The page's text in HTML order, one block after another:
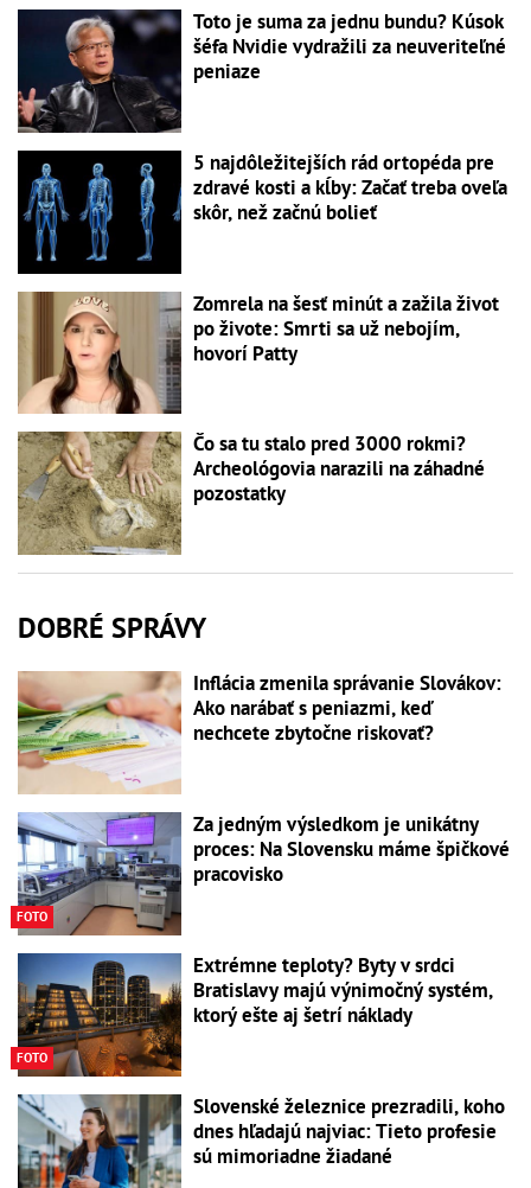
Toto je suma za jednu bundu? Kúsok
šéfa Nvidie vydražili za neuveriteľné
peniaze
5 najdôležitejších rád ortopéda pre
zdravé kosti a kĺby: Začať treba oveľa
skôr, než začnú bolieť
Zomrela na šesť minút a zažila život
po živote: Smrti sa už nebojím,
hovorí Patty
Čo sa tu stalo pred 3000 rokmi?
Archeológovia narazili na záhadné
pozostatky
DOBRÉ SPRÁVY
Inflácia zmenila správanie Slovákov:
Ako narábať s peniazmi, keď
nechcete zbytočne riskovať?
FOTO
Za jedným výsledkom je unikátny
proces: Na Slovensku máme špičkové
pracovisko
FOTO
Extrémne teploty? Byty v srdci
Bratislavy majú výnimočný systém,
ktorý ešte aj šetrí náklady
Slovenské železnice prezradili, koho
dnes hľadajú najviac: Tieto profesie
sú mimoriadne žiadané